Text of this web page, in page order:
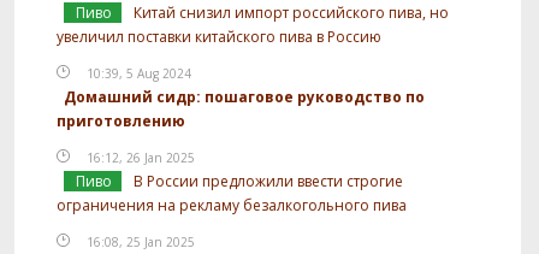
Пиво
Китай снизил импорт российского пива, но
увеличил поставки китайского пива в Россию
10:39, 5 Aug 2024
Домашний сидр: пошаговое руководство по
приготовлению
16:12, 26 Jan 2025
Пиво
В России предложили ввести строгие
ограничения на рекламу безалкогольного пива
16:08, 25 Jan 2025